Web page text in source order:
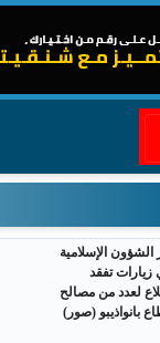
الشؤون الإسلامية
زيارات تفقد
لعدد من مصالح
بانواذيبو (صور)